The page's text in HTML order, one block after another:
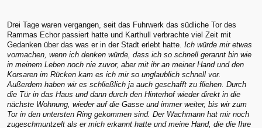
Drei Tage waren vergangen, seit das Fuhrwerk das südliche Tor des
Rammas Echor passiert hatte und Karthull verbrachte viel Zeit mit
Gedanken über das was er in der Stadt erlebt hatte. Ich würde mir etwas
vormachen, wenn ich denken würde, dass ich so schnell gerannt bin wie
in meinem Leben noch nie zuvor, aber mit ihr an meiner Hand und den
Korsaren im Rücken kam es ich mir so unglaublich schnell vor.
Außerdem haben wir es schließlich ja auch geschafft zu fliehen. Durch
die Tür in das Haus und dann durch den Hinterhof wieder direkt in die
nächste Wohnung, wieder auf die Gasse und immer weiter, bis wir zum
Tor in den untersten Ring gekommen sind. Der Wachmann hat mir noch
zugeschmuntzelt als er mich erkannt hatte und meine Hand, die die Ihre